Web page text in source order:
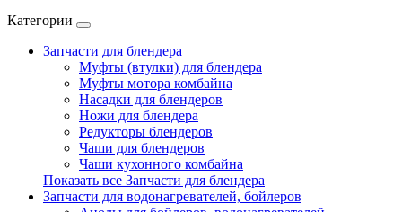
Категории
Запчасти для блендера
Муфты (втулки) для блендера
Муфты мотора комбайна
Насадки для блендеров
Ножи для блендера
Редукторы блендеров
Чаши для блендеров
Чаши кухонного комбайна
Показать все Запчасти для блендера
Запчасти для водонагревателей, бойлеров